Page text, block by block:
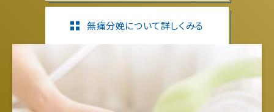
無痛分娩について詳しくみる